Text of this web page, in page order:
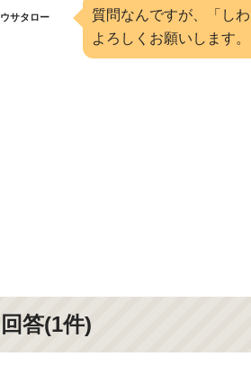
ウサタロー
質問なんですが、「し
よろしくお願いします。
回答(1件)